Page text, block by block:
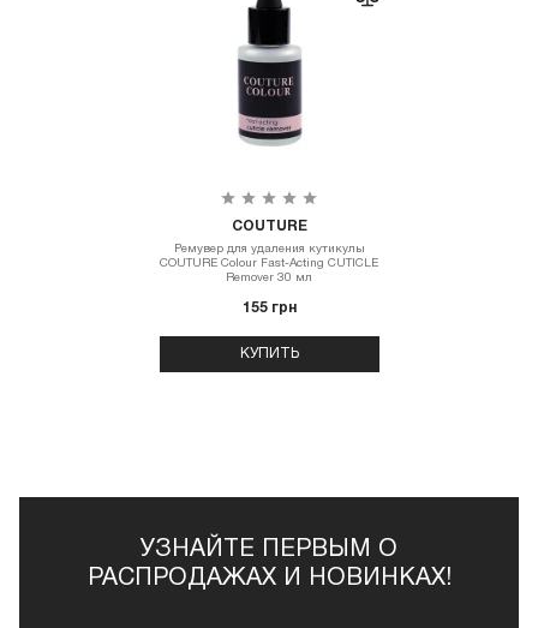
COUTURE
Ремувер для удаления кутикулы
COUTURE Colour Fast-Acting CUTICLE
Remover 30 мл
155 грн
КУПИТЬ
УЗНАЙТЕ ПЕРВЫМ О
РАСПРОДАЖАХ И НОВИНКАХ!